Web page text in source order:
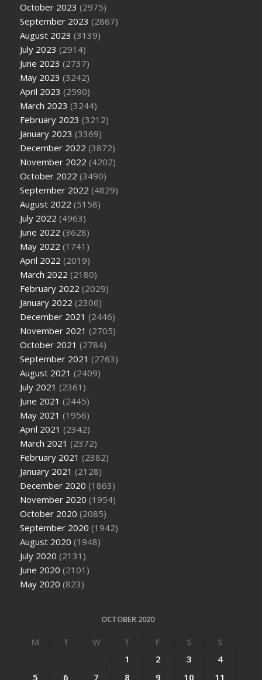
October 2023 (2975)
September 2023 (2867)
August 2023 (3139)
July 2023 (2914)
June 2023 (2737)
May 2023 (3242)
April 2023 (2590)
March 2023 (3244)
February 2023 (3212)
January 2023 (3369)
December 2022 (3872)
November 2022 (4202)
October 2022 (3490)
September 2022 (4829)
August 2022 (5158)
July 2022 (4963)
June 2022 (3628)
May 2022 (1741)
April 2022 (2019)
March 2022 (2180)
February 2022 (2029)
January 2022 (2306)
December 2021 (2446)
November 2021 (2705)
October 2021 (2784)
September 2021 (2763)
August 2021 (2409)
July 2021 (2361)
June 2021 (2445)
May 2021 (1956)
April 2021 (2342)
March 2021 (2372)
February 2021 (2382)
January 2021 (2128)
December 2020 (1863)
November 2020 (1954)
October 2020 (2085)
September 2020 (1942)
August 2020 (1948)
July 2020 (2131)
June 2020 (2101)
May 2020 (823)
OCTOBER 2020
M T W T F S
S
1
2 3
4
5
6 7 8 9 10 11